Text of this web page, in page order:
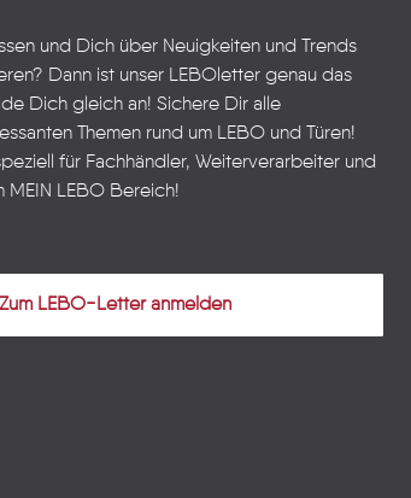
und Dich über Neuigkeiten und Trends
Dann ist unser LEBOletter genau das
Dich gleich an! Sichere Dir alle
Themen rund um LEBO und Türen!
für Fachhändler, Weiterverarbeiter und
MEIN LEBO Bereich!
Zum LEBO-Letter anmelden